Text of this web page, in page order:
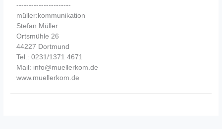
----------------------
müller:kommunikation
Stefan Müller
Ortsmühle 26
44227 Dortmund
Tel.: 0231/1371 4671
Mail: info@muellerkom.de
www.muellerkom.de